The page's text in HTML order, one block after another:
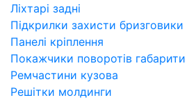
Ліхтарі задні
Підкрилки захисти бризговики
Панелі кріплення
Покажчики поворотів габарити
Ремчастини кузова
Решітки молдинги